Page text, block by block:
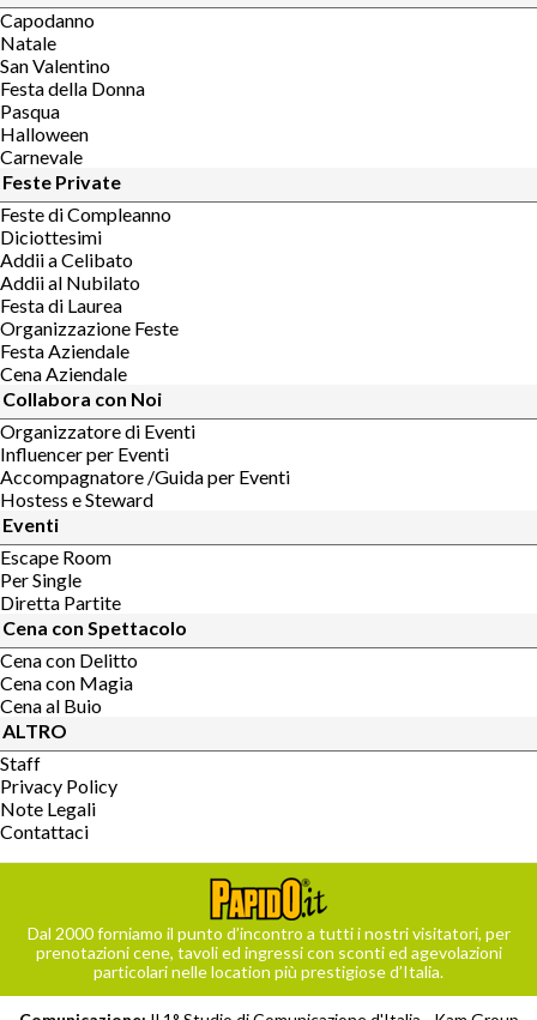
Capodanno
Natale
San Valentino
Festa della Donna
Pasqua
Halloween
Carnevale
Feste Private
Feste di Compleanno
Diciottesimi
Addii a Celibato
Addii al Nubilato
Festa di Laurea
Organizzazione Feste
Festa Aziendale
Cena Aziendale
Collabora con Noi
Organizzatore di Eventi
Influencer per Eventi
Accompagnatore /Guida per Eventi
Hostess e Steward
Eventi
Escape Room
Per Single
Diretta Partite
Cena con Spettacolo
Cena con Delitto
Cena con Magia
Cena al Buio
ALTRO
Staff
Privacy Policy
Note Legali
Contattaci
Dal 2000 forniamo il punto d’incontro a tutti i nostri visitatori, per
prenotazioni cene, tavoli ed ingressi con sconti ed agevolazioni
particolari nelle location più prestigiose d’Italia.